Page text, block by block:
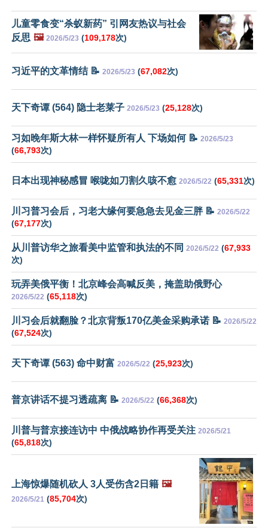
儿童零食变“杀蚁新药” 引网友热议与社会
反思 🖼️ 2026/5/23 (109,178次)
习近平的文革情结 📝 2026/5/23 (67,082次)
天下奇谭 (564) 隐士老莱子 2026/5/23 (25,128次)
习如晚年斯大林一样怀疑所有人 下场如何 📝 2026/5/23
(66,793次)
日本出现神秘感冒 喉咙如刀割久咳不愈 2026/5/22 (65,331次)
川习普习会后，习老大缘何要急急去见金三胖 📝 2026/5/22
(67,177次)
从川普访华之旅看美中监管和执法的不同 2026/5/22 (67,933
次)
玩弄美俄平衡！北京峰会高喊反美，掩盖助俄野心
2026/5/22 (65,118次)
川习会后就翻脸？北京背叛170亿美金采购承诺 📝 2026/5/22
(67,524次)
天下奇谭 (563) 命中财富 2026/5/22 (25,923次)
普京讲话不提习透疏离 📝 2026/5/22 (66,368次)
川普与普京接连访中 中俄战略协作再受关注 2026/5/21
(65,818次)
上海惊爆随机砍人 3人受伤含2日籍 🖼️
2026/5/21 (85,704次)